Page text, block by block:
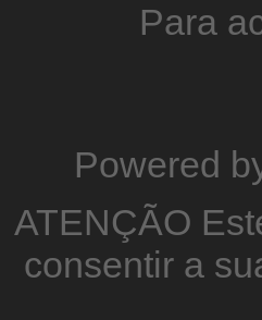
Para
Powered
ATENÇÃO
consentir a